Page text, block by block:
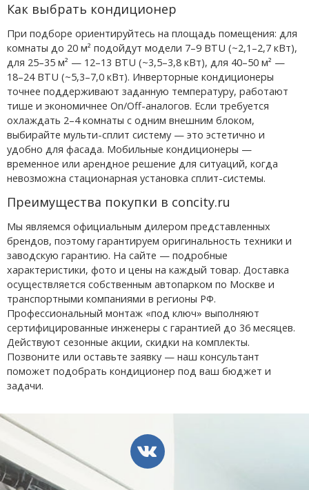
Как выбрать кондиционер
При подборе ориентируйтесь на площадь помещения: для
комнаты до 20 м² подойдут модели 7–9 BTU (~2,1–2,7 кВт),
для 25–35 м² — 12–13 BTU (~3,5–3,8 кВт), для 40–50 м² —
18–24 BTU (~5,3–7,0 кВт). Инверторные кондиционеры
точнее поддерживают заданную температуру, работают
тише и экономичнее On/Off-аналогов. Если требуется
охлаждать 2–4 комнаты с одним внешним блоком,
выбирайте мульти-сплит систему — это эстетично и
удобно для фасада. Мобильные кондиционеры —
временное или арендное решение для ситуаций, когда
невозможна стационарная установка сплит-системы.
Преимущества покупки в concity.ru
Мы являемся официальным дилером представленных
брендов, поэтому гарантируем оригинальность техники и
заводскую гарантию. На сайте — подробные
характеристики, фото и цены на каждый товар. Доставка
осуществляется собственным автопарком по Москве и
транспортными компаниями в регионы РФ.
Профессиональный монтаж «под ключ» выполняют
сертифицированные инженеры с гарантией до 36 месяцев.
Действуют сезонные акции, скидки на комплекты.
Позвоните или оставьте заявку — наш консультант
поможет подобрать кондиционер под ваш бюджет и
задачи.